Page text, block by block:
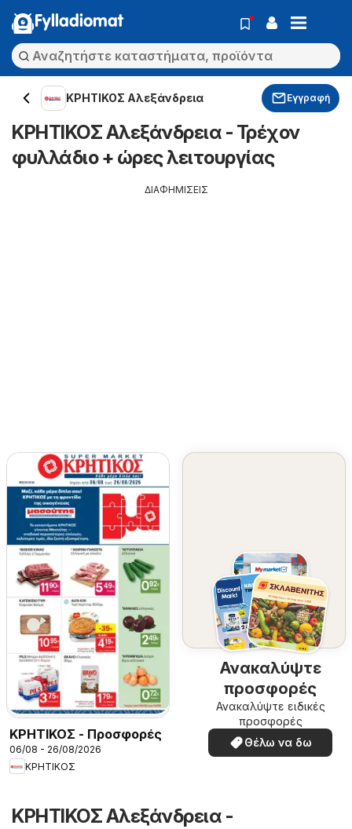
Fylladiomat
ΚΡΗΤΙΚΟΣ Αλεξάνδρεια Εγγραφή
ΚΡΗΤΙΚΟΣ Αλεξάνδρεια - Τρέχον
φυλλάδιο + ώρες λειτουργίας
ΔΙΑΦΗΜΙΣΕΙΣ
ΚΡΗΤΙΚΟΣ - Προσφορές
06/08 - 26/08/2026
ΚΡΗΤΙΚΟΣ
Ανακαλύψτε
προσφορές
Ανακαλύψτε ειδικές
προσφορές
Θέλω να δω
ΚΡΗΤΙΚΟΣ Αλεξάνδρεια -